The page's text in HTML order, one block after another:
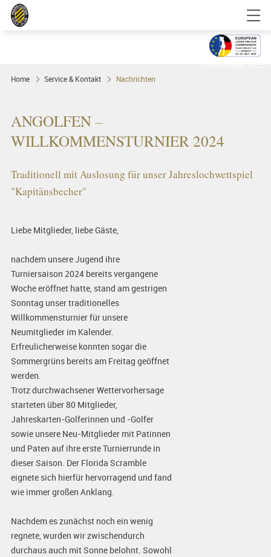
Home Service & Kontakt Nachrichten
ANGOLFEN –
WILLKOMMENSTURNIER 2024
Traditionell mit Auslosung für unser Jahreslochwettspiel
"Kapitänsbecher"
Liebe Mitglieder, liebe Gäste,
nachdem unsere Jugend ihre
Turniersaison 2024 bereits vergangene
Woche eröffnet hatte, stand am gestrigen
Sonntag unser traditionelles
Willkommensturnier für unsere
Neumitglieder im Kalender.
Erfreulicherweise konnten sogar die
Sommergrüns bereits am Freitag geöffnet
werden.
Trotz durchwachsener Wettervorhersage
starteten über 80 Mitglieder,
Jahreskarten-Golferinnen und -Golfer
sowie unsere Neu-Mitglieder mit Patinnen
und Paten auf ihre erste Turnierrunde in
dieser Saison. Der Florida Scramble
eignete sich hierfür hervorragend und fand
wie immer großen Anklang.
Nachdem es zunächst noch ein wenig
regnete, wurden wir zwischendurch
durchaus auch mit Sonne belohnt. Sowohl